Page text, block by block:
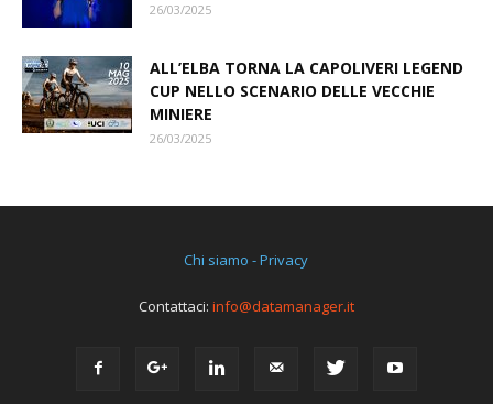
26/03/2025
ALL’ELBA TORNA LA CAPOLIVERI LEGEND
CUP NELLO SCENARIO DELLE VECCHIE
MINIERE
26/03/2025
Chi siamo - Privacy
Contattaci: info@datamanager.it